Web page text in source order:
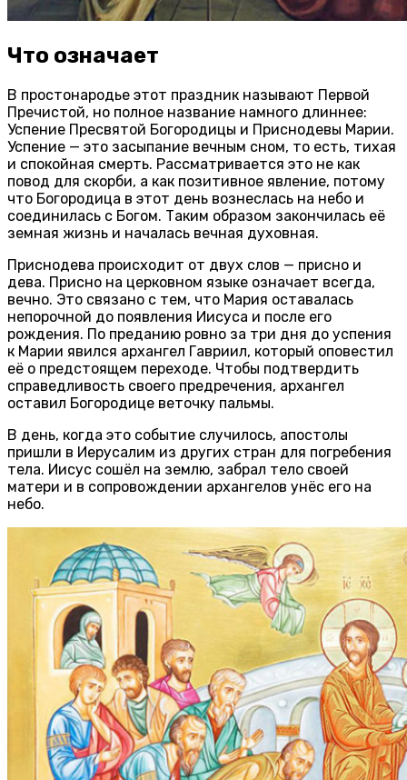
Что означает
В простонародье этот праздник называют Первой
Пречистой, но полное название намного длиннее:
Успение Пресвятой Богородицы и Приснодевы Марии.
Успение — это засыпание вечным сном, то есть, тихая
и спокойная смерть. Рассматривается это не как
повод для скорби, а как позитивное явление, потому
что Богородица в этот день вознеслась на небо и
соединилась с Богом. Таким образом закончилась её
земная жизнь и началась вечная духовная.
Приснодева происходит от двух слов — присно и
дева. Присно на церковном языке означает всегда,
вечно. Это связано с тем, что Мария оставалась
непорочной до появления Иисуса и после его
рождения. По преданию ровно за три дня до успения
к Марии явился архангел Гавриил, который оповестил
её о предстоящем переходе. Чтобы подтвердить
справедливость своего предречения, архангел
оставил Богородице веточку пальмы.
В день, когда это событие случилось, апостолы
пришли в Иерусалим из других стран для погребения
тела. Иисус сошёл на землю, забрал тело своей
матери и в сопровождении архангелов унёс его на
небо.